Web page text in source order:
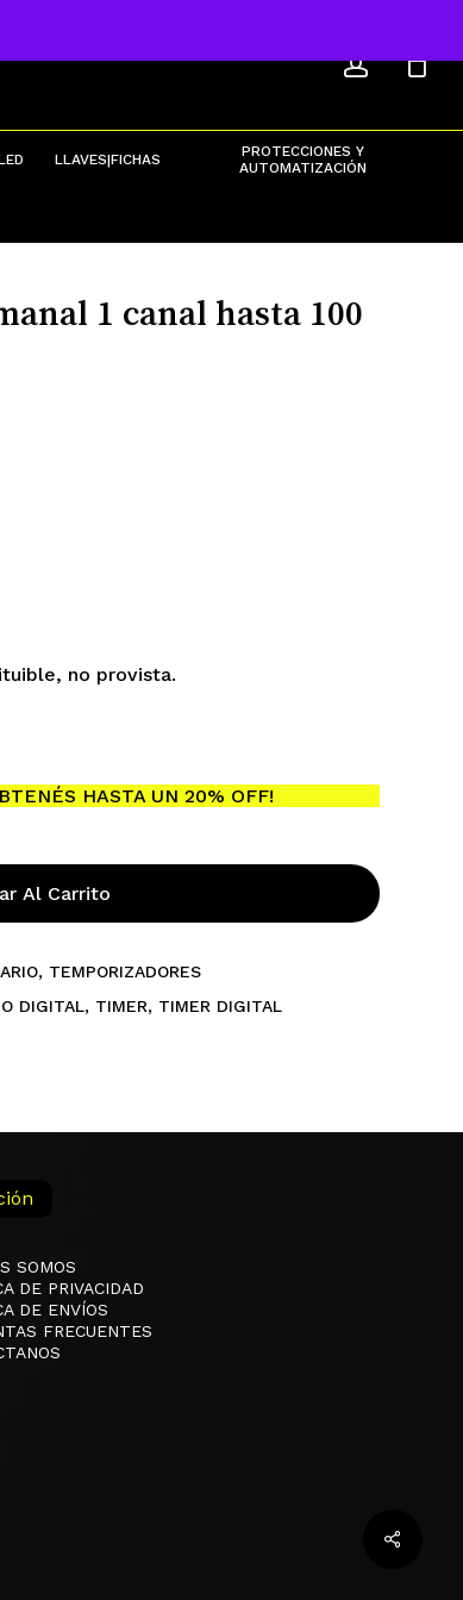
LLAVES|FICHAS
PROTECCIONES Y
AUTOMATIZACIÓN
Cart
Go To Shop
1 canal hasta 100
no provista.
HASTA UN 20% OFF!
Al Carrito
, TEMPORIZADORES
DIGITAL, TIMER, TIMER DIGITAL
SOMOS
DE PRIVACIDAD
DE ENVÍOS
FRECUENTES